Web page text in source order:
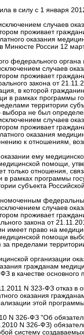
в силу с 1 января
случаев
проживает
оказания
Минюсте России 12
федерального
случаев
проживает
закона от
в которой
рамках программы
территории
выбора не был
случаев
проживает
оказания
к отношениям,
ему
помощи,
только отношения,
рамках программы
субъекта
случаев
проживает
закона от
имеет право на
помощи
пределами
организации
гражданам
в качестве
N 323-ФЗ отказ
оказания
этой
N 326-ФЗ "Об
N 326-ФЗ)
систему